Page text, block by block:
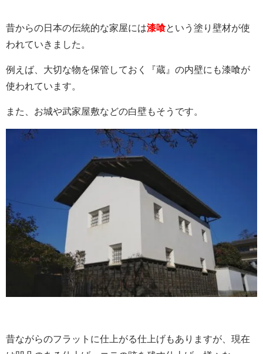
昔からの日本の伝統的な家屋には漆喰という塗り壁材が使
われていきました。
例えば、大切な物を保管しておく『蔵』の内壁にも漆喰が
使われています。
また、お城や武家屋敷などの白壁もそうです。
昔ながらのフラットに仕上がる仕上げもありますが、現在